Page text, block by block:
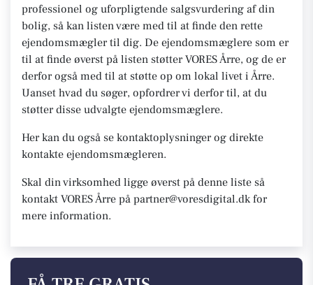
professionel og uforpligtende salgsvurdering af din
bolig, så kan listen være med til at finde den rette
ejendomsmægler til dig. De ejendomsmæglere som er
til at finde øverst på listen støtter VORES Årre, og de er
derfor også med til at støtte op om lokal livet i Årre.
Uanset hvad du søger, opfordrer vi derfor til, at du
støtter disse udvalgte ejendomsmæglere.
Her kan du også se kontaktoplysninger og direkte
kontakte ejendomsmægleren.
Skal din virksomhed ligge øverst på denne liste så
kontakt VORES Årre på partner@voresdigital.dk for
mere information.